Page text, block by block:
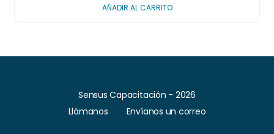
AÑADIR AL CARRITO
Sensus Capacitación - 2026
Llámanos
Envíanos un correo